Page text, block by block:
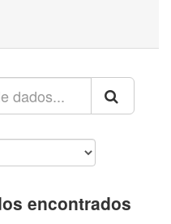
encontrados